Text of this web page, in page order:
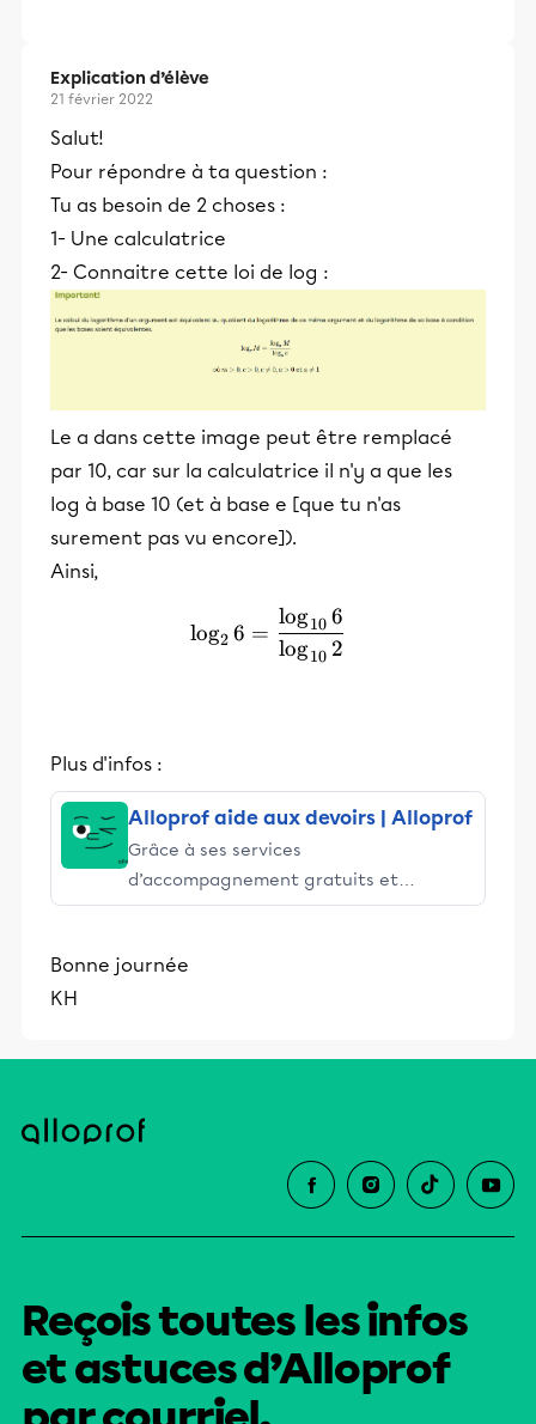
Explication d’élève
21 février 2022
Salut!
Pour répondre à ta question :
Tu as besoin de 2 choses :
1- Une calculatrice
2- Connaitre cette loi de log :
Le a dans cette image peut être remplacé
par 10, car sur la calculatrice il n'y a que les
log à base 10 (et à base e [que tu n'as
surement pas vu encore]).
Ainsi,
\log_{2}{6}=
log2 6 =
log10 2
log10 6
Plus d'infos :
Alloprof aide aux devoirs | Alloprof
Grâce à ses services
d’accompagnement gratuits et
stimulants, Alloprof engage les élèves
éducative.
Bonne journée
KH
Reçois toutes les infos
et astuces d’Alloprof